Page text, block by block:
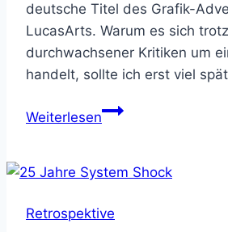
deutsche Titel des Grafik-
LucasArts. Warum es sich trotz
durchwachsener Kritiken um
handelt, sollte ich erst viel
Weiterlesen25
Throttle
Retrospektive